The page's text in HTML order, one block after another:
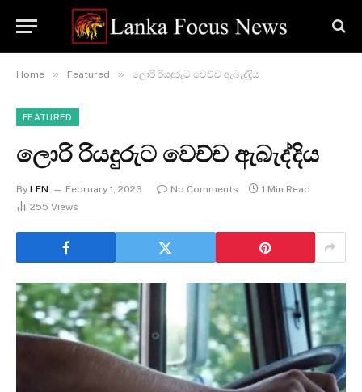
Home » Featured » ලොරි රියදුරුට වෙච්ච ඇබැද්දිය
FEATURED
ලොරි රියදුරුට වෙච්ච ඇබැද්දිය
By LFN February 1, 2023 No Comments
1 Min Read
255 Views